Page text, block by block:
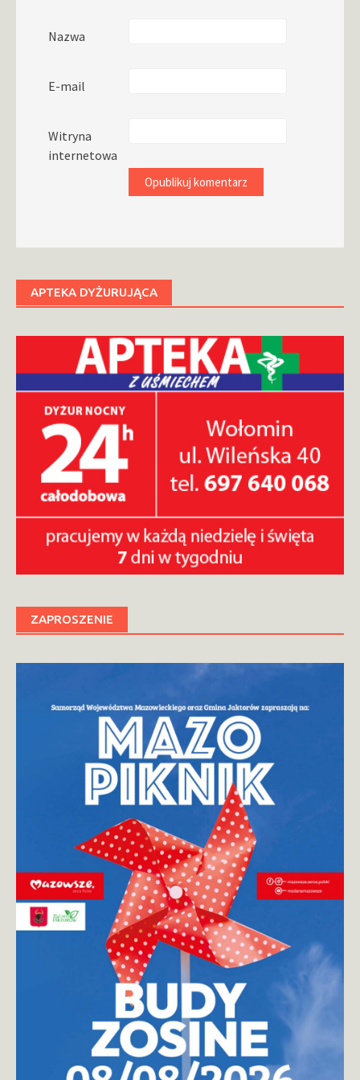
Nazwa
E-mail
Witryna
internetowa
APTEKA DYŻURUJĄCA
ZAPROSZENIE